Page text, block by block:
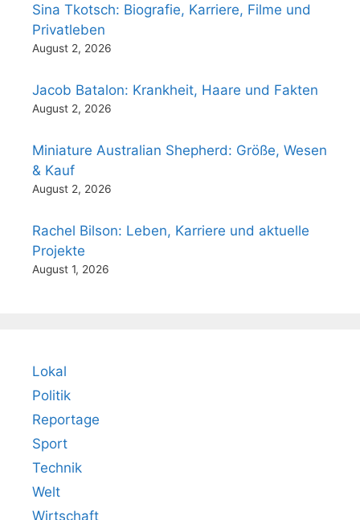
Sina Tkotsch: Biografie, Karriere, Filme und
Privatleben
August 2, 2026
Jacob Batalon: Krankheit, Haare und Fakten
August 2, 2026
Miniature Australian Shepherd: Größe, Wesen
& Kauf
August 2, 2026
Rachel Bilson: Leben, Karriere und aktuelle
Projekte
August 1, 2026
Lokal
Politik
Reportage
Sport
Technik
Welt
Wirtschaft